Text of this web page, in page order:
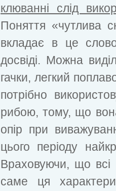
клюванні слід
Поняття «чутлива
вкладає в це
досвіді. Можна
гачки, легкий
потрібно
рибою, тому, що
опір при
цього періоду
Враховуючи, що всі
саме ця